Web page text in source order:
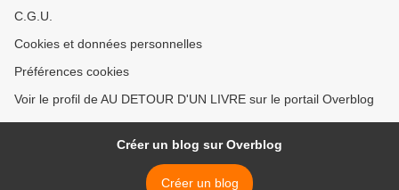
C.G.U.
Cookies et données personnelles
Préférences cookies
Voir le profil de AU DETOUR D'UN LIVRE sur le portail Overblog
Créer un blog sur Overblog
Créer un blog